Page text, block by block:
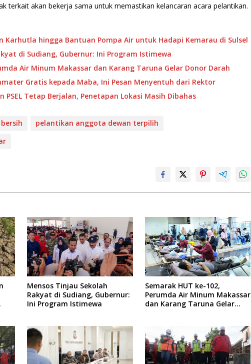
terkait akan bekerja sama untuk memastikan kelancaran acara pelantikan.
Karhutla hingga Bantuan Pompa Air untuk Hadapi Kemarau di Sulsel
di Sudiang, Gubernur: Ini Program Istimewa
Air Minum Makassar dan Karang Taruna Gelar Donor Darah
Gratis kepada Maba, Ini Pesan Menyentuh dari Rektor
PSEL Tetap Berjalan, Penetapan Lokasi Masih Dibahas
pelantikan anggota dewan terpilih
Mensos Tinjau Sekolah
Rakyat di Sudiang, Gubernur:
Ini Program Istimewa
Semarak HUT ke-102,
Perumda Air Minum Makassar
dan Karang Taruna Gelar